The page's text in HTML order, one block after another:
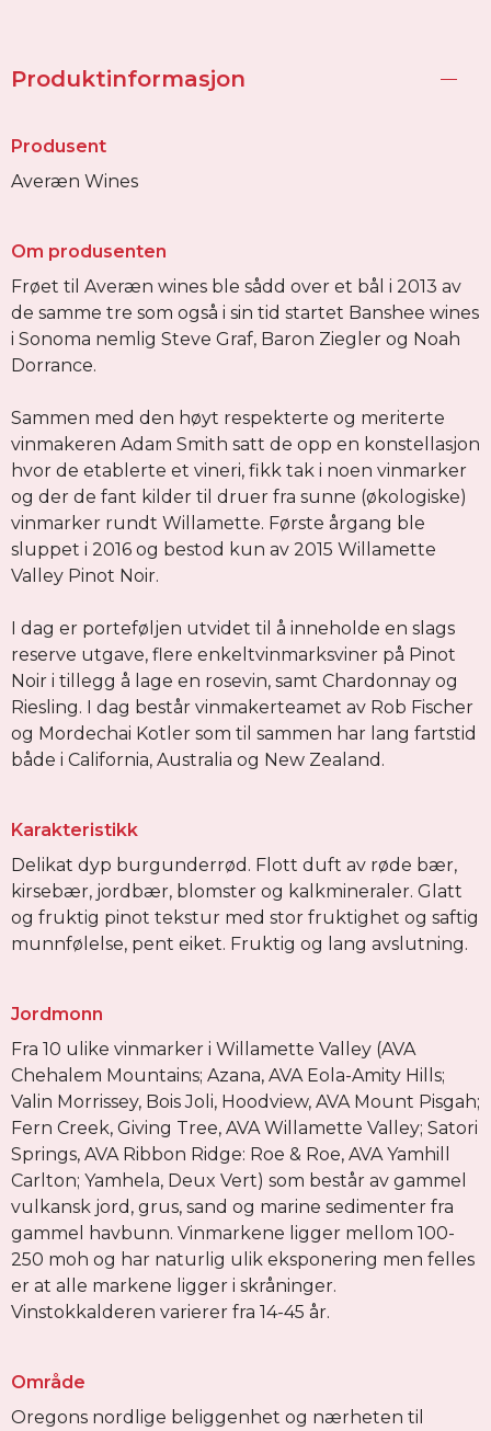
Produktinformasjon
Produsent
Averæn Wines
Om produsenten
Frøet til Averæn wines ble sådd over et bål i 2013 av
de samme tre som også i sin tid startet Banshee wines
i Sonoma nemlig Steve Graf, Baron Ziegler og Noah
Dorrance.
Sammen med den høyt respekterte og meriterte
vinmakeren Adam Smith satt de opp en konstellasjon
hvor de etablerte et vineri, fikk tak i noen vinmarker
og der de fant kilder til druer fra sunne (økologiske)
vinmarker rundt Willamette. Første årgang ble
sluppet i 2016 og bestod kun av 2015 Willamette
Valley Pinot Noir.
I dag er porteføljen utvidet til å inneholde en slags
reserve utgave, flere enkeltvinmarksviner på Pinot
Noir i tillegg å lage en rosevin, samt Chardonnay og
Riesling. I dag består vinmakerteamet av Rob Fischer
og Mordechai Kotler som til sammen har lang fartstid
både i California, Australia og New Zealand.
Karakteristikk
Delikat dyp burgunderrød. Flott duft av røde bær,
kirsebær, jordbær, blomster og kalkmineraler. Glatt
og fruktig pinot tekstur med stor fruktighet og saftig
munnfølelse, pent eiket. Fruktig og lang avslutning.
Jordmonn
Fra 10 ulike vinmarker i Willamette Valley (AVA
Chehalem Mountains; Azana, AVA Eola-Amity Hills;
Valin Morrissey, Bois Joli, Hoodview, AVA Mount Pisgah;
Fern Creek, Giving Tree, AVA Willamette Valley; Satori
Springs, AVA Ribbon Ridge: Roe & Roe, AVA Yamhill
Carlton; Yamhela, Deux Vert) som består av gammel
vulkansk jord, grus, sand og marine sedimenter fra
gammel havbunn. Vinmarkene ligger mellom 100-
250 moh og har naturlig ulik eksponering men felles
er at alle markene ligger i skråninger.
Vinstokkalderen varierer fra 14-45 år.
Område
Oregons nordlige beliggenhet og nærheten til